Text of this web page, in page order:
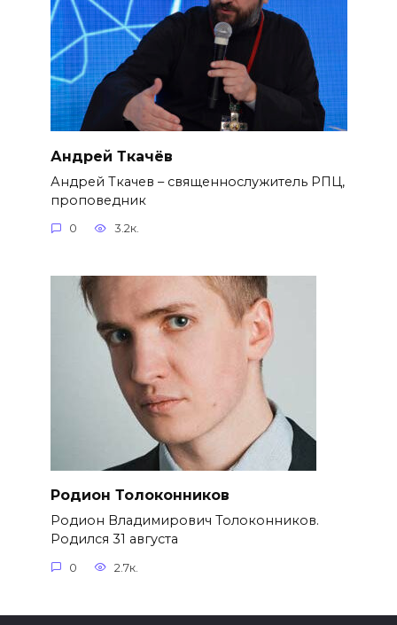
Андрей Ткачёв
Андрей Ткачев – священнослужитель РПЦ,
проповедник
0 3.2к.
Родион Толоконников
Родион Владимирович Толоконников.
Родился 31 августа
0 2.7к.